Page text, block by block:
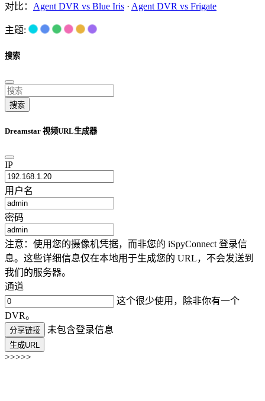
对比： Agent DVR vs Blue Iris · Agent DVR vs Frigate
主题:
搜索
搜索
Dreamstar 视频URL生成器
IP
用户名
密码
注意：使用您的摄像机凭据，而非您的 iSpyConnect 登录信
息。这些详细信息仅在本地用于生成您的 URL，不会发送到
我们的服务器。
通道
这个很少使用，除非你有一个
DVR。
分享链接 未包含登录信息
生成URL
>>>>>